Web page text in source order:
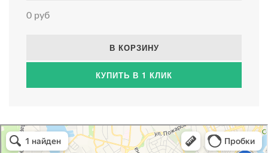
0 руб
В КОРЗИНУ
КУПИТЬ В 1 КЛИК
Атриум-Крым
Системы водоснабжения, отопления, канализации в Севастополе
Снабжение строительных объектов в Севастополе